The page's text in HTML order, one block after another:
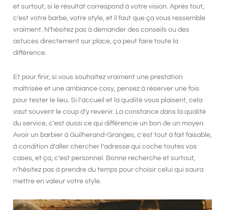
et surtout, si le résultat correspond à votre vision. Après tout,
c’est votre barbe, votre style, et il faut que ça vous ressemble
vraiment. N’hésitez pas à demander des conseils ou des
astuces directement sur place, ça peut faire toute la
différence.
Et pour finir, si vous souhaitez vraiment une prestation
maîtrisée et une ambiance cosy, pensez à réserver une fois
pour tester le lieu. Si l’accueil et la qualité vous plaisent, cela
vaut souvent le coup d’y revenir. La constance dans la qualité
du service, c’est aussi ce qui différencie un bon de un moyen
Avoir un barbier à Guilherand-Granges, c’est tout à fait faisable,
à condition d’aller chercher l’adresse qui coche toutes vos
cases, et ça, c’est personnel. Bonne recherche et surtout,
n’hésitez pas à prendre du temps pour choisir celui qui saura
mettre en valeur votre style.